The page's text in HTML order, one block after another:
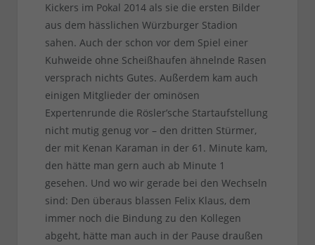
Kickers im Pokal 2014 als sie die ersten Bilder
aus dem hässlichen Würzburger Stadion
sahen. Auch der schon vor dem Spiel einer
Kuhweide ohne Scheißhaufen ähnelnde Rasen
versprach nichts Gutes. Außerdem kam auch
einigen Mitglieder der ominösen
Expertenrunde die Rösler’sche Startaufstellung
nicht mutig genug vor – den dritten Stürmer,
der mit Kenan Karaman in der 61. Minute kam,
den hätte man gern auch ab Minute 1
gesehen. Und wo wir gerade bei den Wechseln
sind: Den überaus blassen Felix Klaus, dem
immer noch die Bindung zu den Kollegen
abgeht, hätte man auch in der Pause draußen